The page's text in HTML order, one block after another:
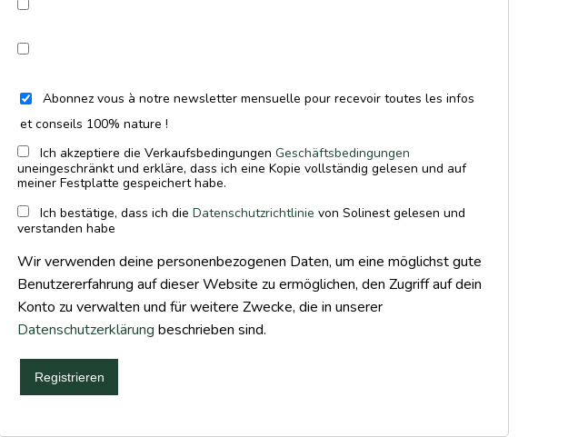
Abonnez vous à notre newsletter mensuelle pour recevoir toutes les infos
et conseils 100% nature !
Ich akzeptiere die VerkaufsbedingungenGeschäftsbedingungen
uneingeschränkt und erkläre, dass ich eine Kopie vollständig gelesen und auf
meiner Festplatte gespeichert habe.
Ich bestätige, dass ich dieDatenschutzrichtlinievon Solinest gelesen und
verstanden habe
Wir verwenden deine personenbezogenen Daten, um eine möglichst gute
Benutzererfahrung auf dieser Website zu ermöglichen, den Zugriff auf dein
Konto zu verwalten und für weitere Zwecke, die in unserer
Datenschutzerklärung beschrieben sind.
Registrieren